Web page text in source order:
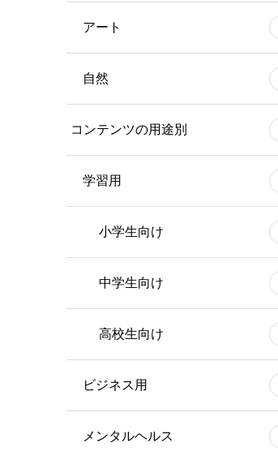
アート
自然
コンテンツの用途別
学習用
小学生向け
中学生向け
高校生向け
ビジネス用
メンタルヘルス